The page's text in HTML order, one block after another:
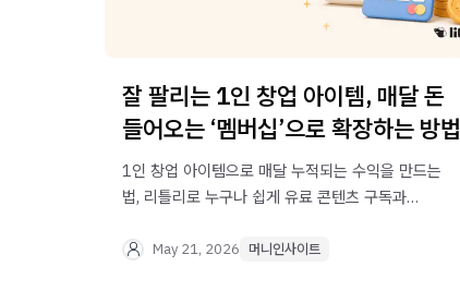
잘 팔리는 1인 창업 아이템, 매달 돈
들어오는 ‘멤버십’으로 확장하는 방법
1인 창업 아이템으로 매달 누적되는 수익을 만드는
법, 리틀리로 누구나 쉽게 유료 콘텐츠 구독과
수익 모델을 구축하는 법을 알려드립니다
May 21, 2026 머니인사이트